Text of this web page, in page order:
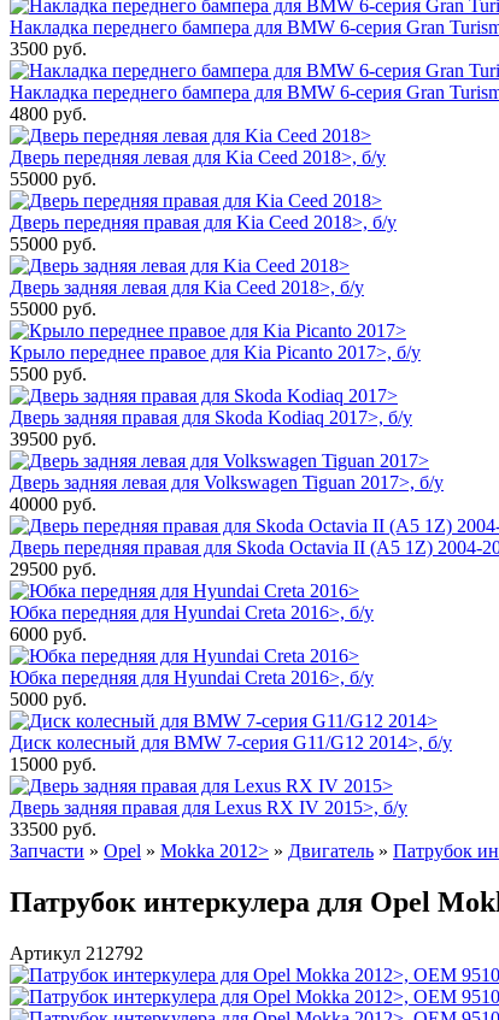
Накладка переднего бампера для BMW 6-серия Gran
3500 руб.
Накладка переднего бампера для BMW 6-серия Gran
4800 руб.
Дверь передняя левая для Kia Ceed 2018>, б/у
55000 руб.
Дверь передняя правая для Kia Ceed 2018>, б/у
55000 руб.
Дверь задняя левая для Kia Ceed 2018>, б/у
55000 руб.
Крыло переднее правое для Kia Picanto 2017>, б/у
5500 руб.
Дверь задняя правая для Skoda Kodiaq 2017>, б/у
39500 руб.
Дверь задняя левая для Volkswagen Tiguan 2017>, б/у
40000 руб.
Дверь передняя правая для Skoda Octavia II (A5 1Z) 2004-
29500 руб.
Юбка передняя для Hyundai Creta 2016>, б/у
6000 руб.
Юбка передняя для Hyundai Creta 2016>, б/у
5000 руб.
Диск колесный для BMW 7-серия G11/G12 2014>, б/у
15000 руб.
Дверь задняя правая для Lexus RX IV 2015>, б/у
33500 руб.
Запчасти » Opel » Mokka 2012> » Двигатель » Патрубок
Патрубок интеркулера для Opel
Артикул 212792